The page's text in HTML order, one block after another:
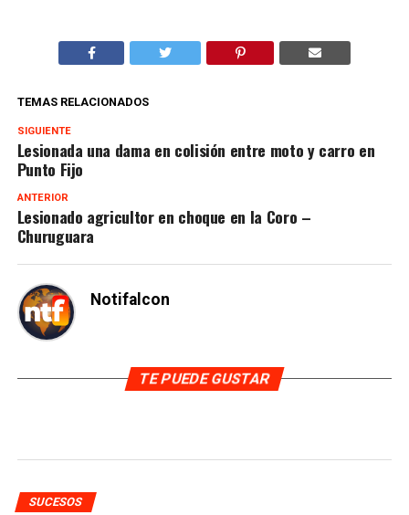
TEMAS RELACIONADOS
SIGUIENTE
Lesionada una dama en colisión entre moto y carro en
Punto Fijo
ANTERIOR
Lesionado agricultor en choque en la Coro –
Churuguara
Notifalcon
TE PUEDE GUSTAR
SUCESOS